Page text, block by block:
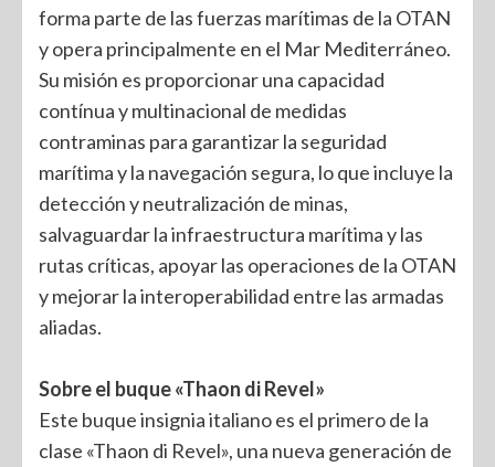
forma parte de las fuerzas marítimas de la OTAN
y opera principalmente en el Mar Mediterráneo.
Su misión es proporcionar una capacidad
contínua y multinacional de medidas
contraminas para garantizar la seguridad
marítima y la navegación segura, lo que incluye la
detección y neutralización de minas,
salvaguardar la infraestructura marítima y las
rutas críticas, apoyar las operaciones de la OTAN
y mejorar la interoperabilidad entre las armadas
aliadas.
Sobre el buque «Thaon di Revel»
Este buque insignia italiano es el primero de la
clase «Thaon di Revel», una nueva generación de